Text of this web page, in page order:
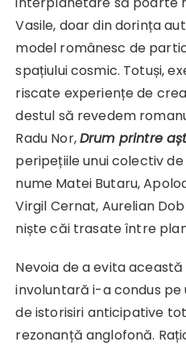
Vasile, doar din dorința
model românesc de
spațiului cosmic. Totuși,
riscate experiențe de
destul să revedem
Radu Nor,Drum printre
peripețiile unui colectiv
nume Matei Butaru,
Virgil Cernat, Aurelian
niște căi trasate între
Nevoia de a evita
involuntară i-a condus
de istorisiri anticipative
rezonanță anglofonă.